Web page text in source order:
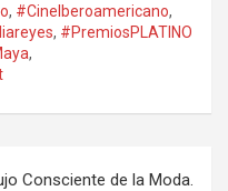
, #CineIberoamericano,
, #PremiosPLATINO
,
Consciente de la Moda.